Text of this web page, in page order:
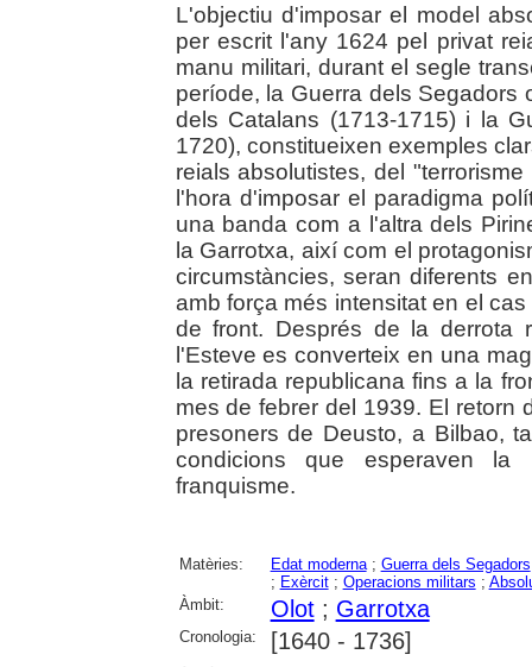
L'objectiu d'imposar el model
per escrit l'any 1624 pel privat
manu militari, durant el segle
període, la Guerra dels Segadors
dels Catalans (1713-1715) i la
1720), constitueixen exemples
reials absolutistes, del
l'hora d'imposar el paradigma
una banda com a l'altra dels
la Garrotxa, així com el
circumstàncies, seran diferents
amb força més intensitat en el
de front. Després de la derrota
l'Esteve es converteix en una
la retirada republicana fins a la
mes de febrer del 1939. El retorn
presoners de Deusto, a Bilbao,
condicions que esperaven
franquisme.
Matèries: Edat moderna; Guerra dels Segadors
; Exèrcit; Operacions militars ;
Àmbit:
Olot; Garrotxa
Cronologia: [1640 - 1736]